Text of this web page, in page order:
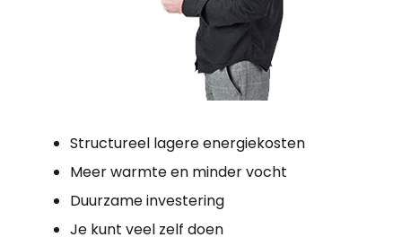
Structureel lagere energiekosten
Meer warmte en minder vocht
Duurzame investering
Je kunt veel zelf doen